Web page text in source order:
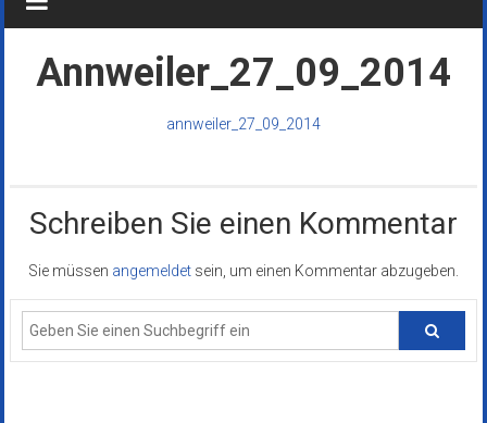
Annweiler_27_09_2014
annweiler_27_09_2014
Schreiben Sie einen Kommentar
Sie müssen angemeldet sein, um einen Kommentar abzugeben.